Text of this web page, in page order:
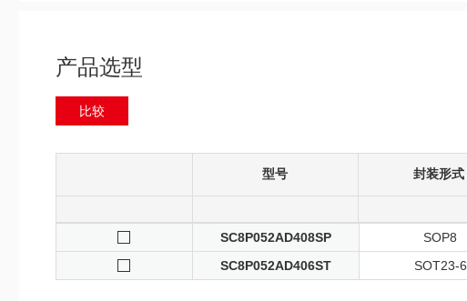
产品选型
比较
型号 封装形式
SC8P052AD408SP SOP8
SC8P052AD406ST
SOT23-6